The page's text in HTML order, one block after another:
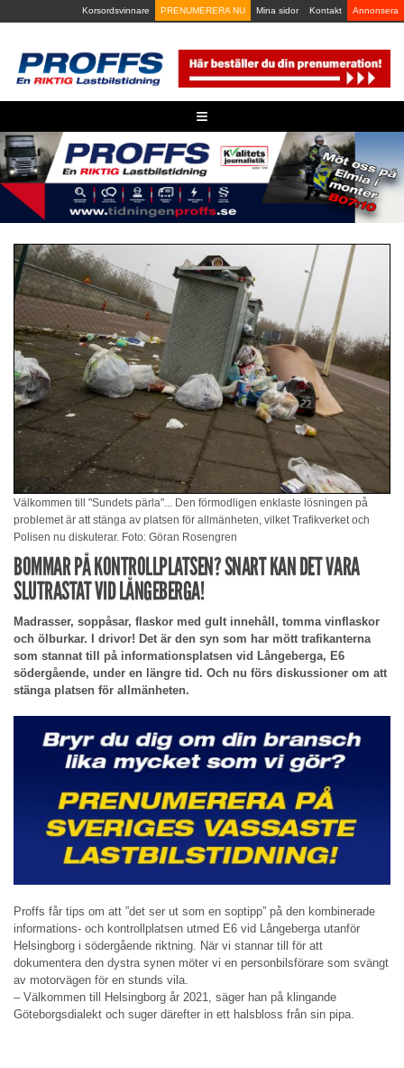
to
Korsordsvinnare PRENUMERERA NU Mina sidor Kontakt Annonsera
≡
Välkommen till "Sundets pärla"... Den förmodligen enklaste lösningen på
problemet är att stänga av platsen för allmänheten, vilket Trafikverket och
Polisen nu diskuterar. Foto: Göran Rosengren
BOMMAR PÅ KONTROLLPLATSEN? SNART KAN DET VARA
SLUTRASTAT VID LÅNGEBERGA!
Madrasser, soppåsar, flaskor med gult innehåll, tomma vinflaskor
och ölburkar. I drivor! Det är den syn som har mött trafikanterna
som stannat till på informationsplatsen vid Långeberga, E6
södergående, under en längre tid. Och nu förs diskussioner om att
stänga platsen för allmänheten.
Proffs får tips om att ”det ser ut som en soptipp” på den kombinerade
informations- och kontrollplatsen utmed E6 vid Långeberga utanför
Helsingborg i södergående riktning. När vi stannar till för att
dokumentera den dystra synen möter vi en personbilsförare som svängt
av motorvägen för en stunds vila.
– Välkommen till Helsingborg år 2021, säger han på klingande
Göteborgsdialekt och suger därefter in ett halsbloss från sin pipa.